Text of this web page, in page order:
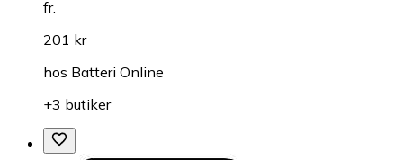
fr.
201 kr
hos Batteri Online
+3 butiker